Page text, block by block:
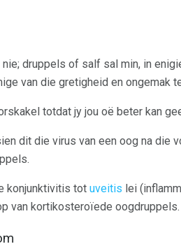
druppels of salf sal min, in
van die gretigheid en ongemak
totdat jy jou oë beter kan
dit die virus van een oog na die
konjunktivitis tot uveitis lei
van kortikosteroïede oogdruppels.